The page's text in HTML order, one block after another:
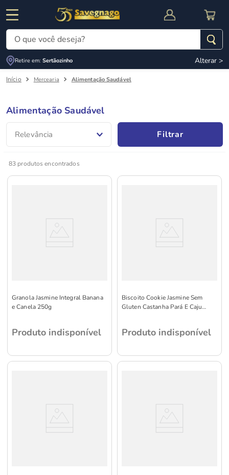
CUPOM DE DESCONTO
O que você deseja?
Retire em: Sertãozinho Alterar >
Mercearia Alimentação Saudável
Alimentação Saudável
Relevância Filtrar
83 produtos
Granola Jasmine Integral Banana
e Canela 250g
Produto indisponível
Biscoito Cookie Jasmine Sem
Gluten Castanha Pará E Caju
Produto indisponível
Termos mais buscados
2
3º
cerveja
4 º
carne